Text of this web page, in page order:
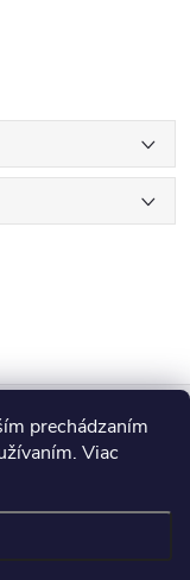
prechádzaním
Viac